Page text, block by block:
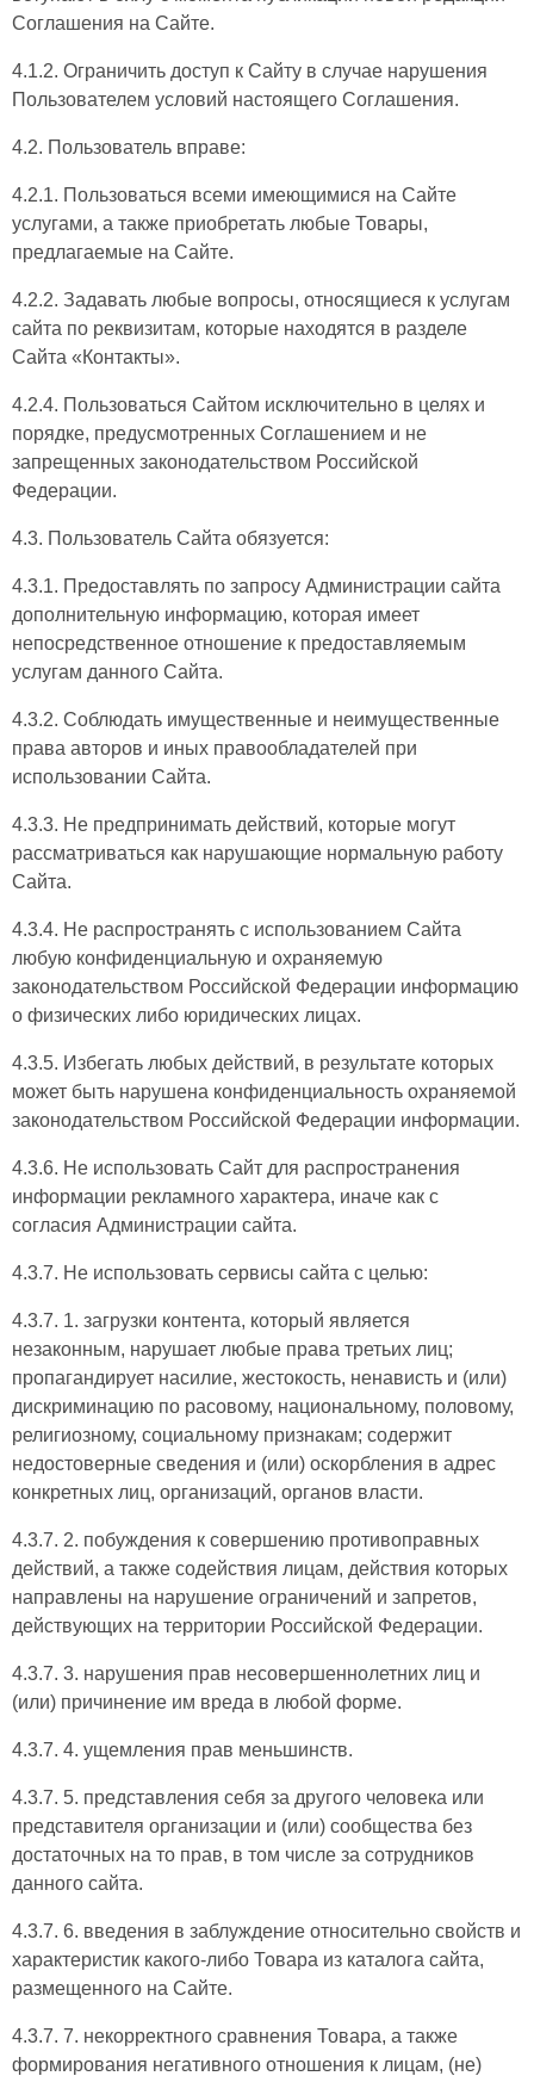
Соглашения на Сайте.
4.1.2. Ограничить доступ к Сайту в случае нарушения
Пользователем условий настоящего Соглашения.
4.2. Пользователь вправе:
4.2.1. Пользоваться всеми имеющимися на Сайте
услугами, а также приобретать любые Товары,
предлагаемые на Сайте.
4.2.2. Задавать любые вопросы, относящиеся к услугам
сайта по реквизитам, которые находятся в разделе
Сайта «Контакты».
4.2.4. Пользоваться Сайтом исключительно в целях и
порядке, предусмотренных Соглашением и не
запрещенных законодательством Российской
Федерации.
4.3. Пользователь Сайта обязуется:
4.3.1. Предоставлять по запросу Администрации сайта
дополнительную информацию, которая имеет
непосредственное отношение к предоставляемым
услугам данного Сайта.
4.3.2. Соблюдать имущественные и неимущественные
права авторов и иных правообладателей при
использовании Сайта.
4.3.3. Не предпринимать действий, которые могут
рассматриваться как нарушающие нормальную работу
Сайта.
4.3.4. Не распространять с использованием Сайта
любую конфиденциальную и охраняемую
законодательством Российской Федерации информацию
о физических либо юридических лицах.
4.3.5. Избегать любых действий, в результате которых
может быть нарушена конфиденциальность охраняемой
законодательством Российской Федерации информации.
4.3.6. Не использовать Сайт для распространения
информации рекламного характера, иначе как с
согласия Администрации сайта.
4.3.7. Не использовать сервисы сайта с целью:
4.3.7. 1. загрузки контента, который является
незаконным, нарушает любые права третьих лиц;
пропагандирует насилие, жестокость, ненависть и (или)
дискриминацию по расовому, национальному, половому,
религиозному, социальному признакам; содержит
недостоверные сведения и (или) оскорбления в адрес
конкретных лиц, организаций, органов власти.
4.3.7. 2. побуждения к совершению противоправных
действий, а также содействия лицам, действия которых
направлены на нарушение ограничений и запретов,
действующих на территории Российской Федерации.
4.3.7. 3. нарушения прав несовершеннолетних лиц и
(или) причинение им вреда в любой форме.
4.3.7. 4. ущемления прав меньшинств.
4.3.7. 5. представления себя за другого человека или
представителя организации и (или) сообщества без
достаточных на то прав, в том числе за сотрудников
данного сайта.
4.3.7. 6. введения в заблуждение относительно свойств и
характеристик какого-либо Товара из каталога сайта,
размещенного на Сайте.
4.3.7. 7. некорректного сравнения Товара, а также
формирования негативного отношения к лицам, (не)